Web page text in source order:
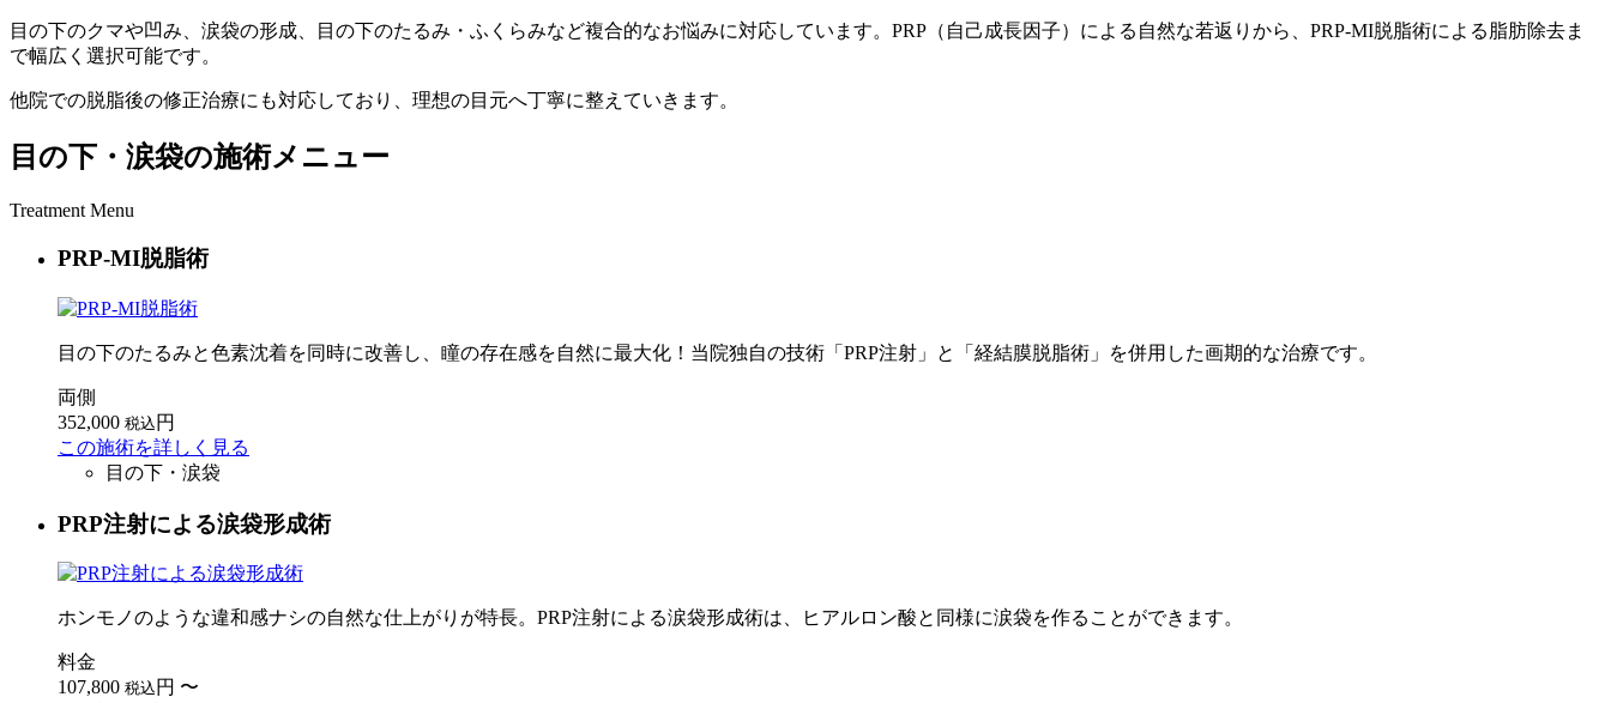
目の下のクマや凹み、涙袋の形成、目の下のたるみ・ふくらみなど複合的なお悩みに対応しています。PRP（自己成長因子）による自然な若返りから、PRP-MI脱脂術による脂肪除去ま
で幅広く選択可能です。
他院での脱脂後の修正治療にも対応しており、理想の目元へ丁寧に整えていきます。
目の下・涙袋の施術メニュー
Treatment Menu
PRP-MI脱脂術
目の下のたるみと色素沈着を同時に改善し、瞳の存在感を自然に最大化！当院独自の技術「PRP注射」と「経結膜脱脂術」を併用した画期的な治療です。
両側
352,000 税込 円
この施術を詳しく見る
目の下・涙袋
PRP注射による涙袋形成術
ホンモノのような違和感ナシの自然な仕上がりが特長。PRP注射による涙袋形成術は、ヒアルロン酸と同様に涙袋を作ることができます。
料金
107,800 税込 円 〜